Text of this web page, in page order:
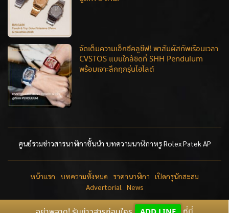
จัดเต็มความเอ็กซ์คลูซีฟ! พาสัมผัสทัพเรือนเวลา
CVSTOS แบบใกล้ชิดที่ SHH Pendulum
พร้อมเจาะลึกทุกรุ่นไฮไลต์
ศูนย์รวมข่าวสารนาฬิกาชั้นนำ บทความนาฬิกาหรู Rolex Patek AP
หน้าแรก บทความทั้งหมด ราคานาฬิกา
เปิดกรุนักสะสม
Advertorial
News